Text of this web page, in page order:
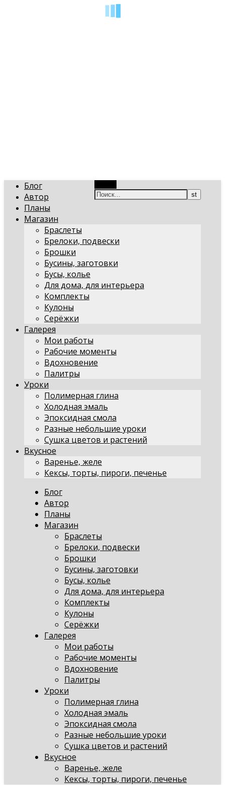
Блог
Автор
Планы
Магазин
Браслеты
Брелоки, подвески
Брошки
Бусины, заготовки
Бусы, колье
Для дома, для интерьера
Комплекты
Кулоны
Серёжки
Галерея
Мои работы
Рабочие моменты
Вдохновение
Палитры
Уроки
Полимерная глина
Холодная эмаль
Эпоксидная смола
Разные небольшие уроки
Сушка цветов и растений
Вкусное
Варенье, желе
Кексы, торты, пироги, печенье
Блог
Автор
Планы
Магазин
Браслеты
Брелоки, подвески
Брошки
Бусины, заготовки
Бусы, колье
Для дома, для интерьера
Комплекты
Кулоны
Серёжки
Галерея
Мои работы
Рабочие моменты
Вдохновение
Палитры
Уроки
Полимерная глина
Холодная эмаль
Эпоксидная смола
Разные небольшие уроки
Сушка цветов и растений
Вкусное
Варенье, желе
Кексы, торты, пироги, печенье